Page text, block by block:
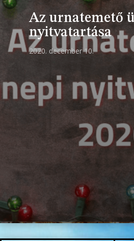
Az urnatemető
nyitvatartása
2020. december 10.